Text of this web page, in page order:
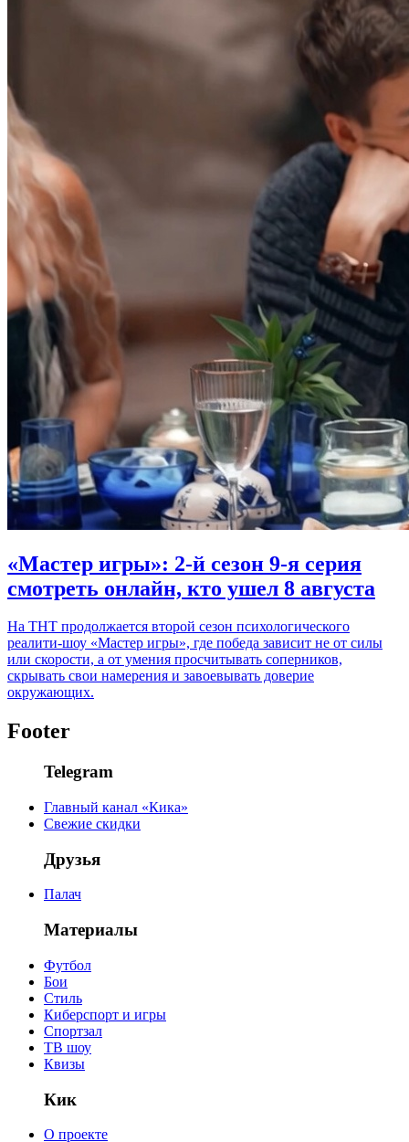
«Мастер игры»: 2-й сезон 9-я серия
смотреть онлайн, кто ушел 8 августа
На ТНТ продолжается второй сезон психологического
реалити-шоу «Мастер игры», где победа зависит не от силы
или скорости, а от умения просчитывать соперников,
скрывать свои намерения и завоевывать доверие
окружающих.
Footer
Telegram
Главный канал «Кика»
Свежие скидки
Друзья
Палач
Материалы
Футбол
Бои
Стиль
Киберспорт и игры
Спортзал
ТВ шоу
Квизы
Кик
О проекте